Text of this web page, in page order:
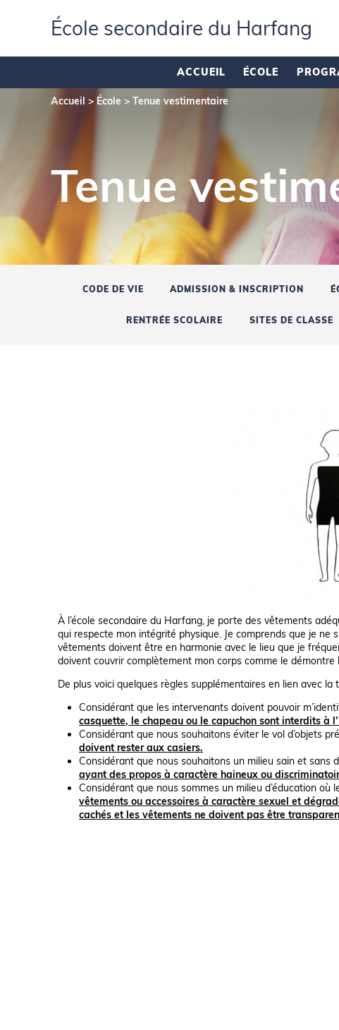
École secondaire du Harfang
ACCUEIL ÉCOLE
Accueil > École > Tenue vestimentaire
Tenue
CODE DE VIE ADMISSION & INSCRIPTION
RENTRÉE SCOLAIRE SITES DE CLASSE
À l’école secondaire du Harfang, je porte des vêtements
qui respecte mon intégrité physique. Je comprends que je ne
vêtements doivent être en harmonie avec le lieu que je
doivent couvrir complètement mon corps comme le démontre
De plus voici quelques règles supplémentaires en lien avec la
Considérant que les intervenants doivent pouvoir
casquette, le chapeau ou le capuchon sont interdits à
Considérant que nous souhaitons éviter le vol d’objets
doivent rester aux casiers.
Considérant que nous souhaitons un milieu sain et sans
ayant des propos à caractère haineux ou
Considérant que nous sommes un milieu d’éducation où
vêtements ou accessoires à caractère sexuel et
cachés et les vêtements ne doivent pas être